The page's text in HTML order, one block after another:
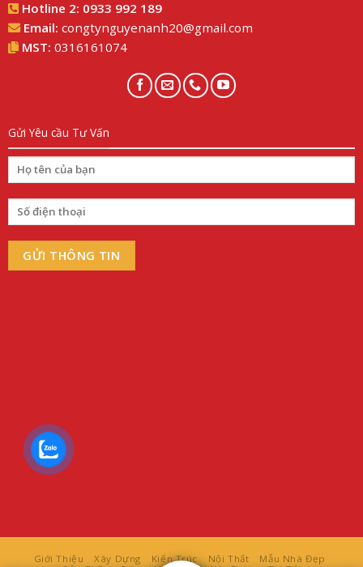
Hotline 2: 0933 992 189
Email: congtynguyenanh20@gmail.com
MST: 0316161074
Gửi Yêu cầu Tư Vấn
Giới Thiệu Xây Dựng Kiến Trúc Nội Thất
Mẫu Nhà Đẹp